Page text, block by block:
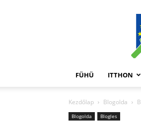
FÜHÜ ITTHON
Kezdőlap Blogolda
Blogolda Blogles